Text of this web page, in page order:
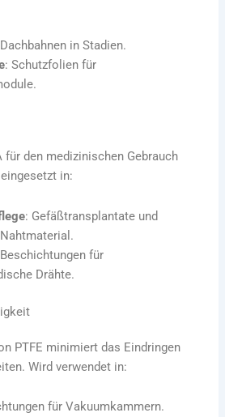
in Stadien.
: Schutzfolien für
für den medizinischen Gebrauch
in:
: Gefäßtransplantate und
für
Drähte.
PTFE minimiert das Eindringen
Wird verwendet in:
für Vakuumkammern.